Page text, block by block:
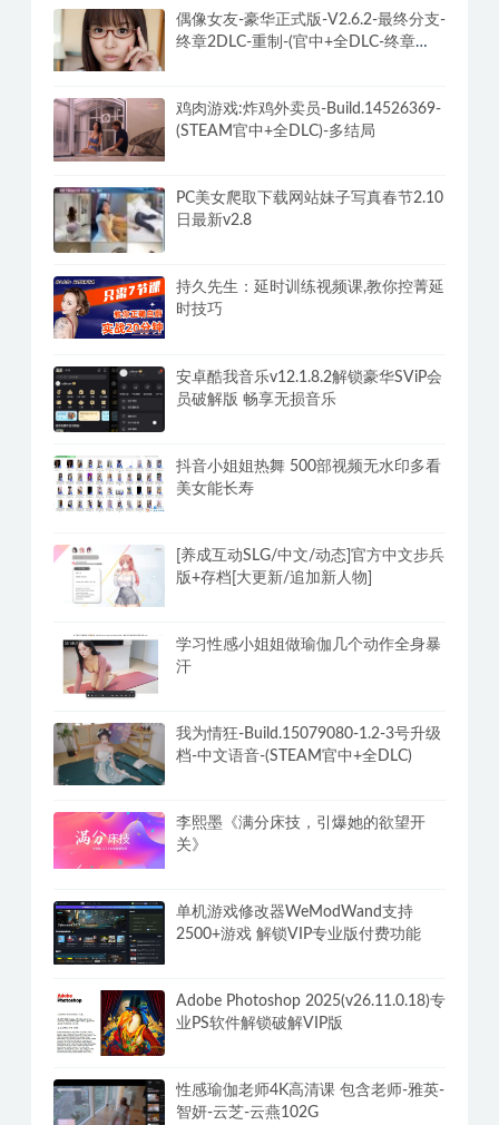
偶像女友-豪华正式版-V2.6.2-最终分支-
终章2DLC-重制-(官中+全DLC-终章
鸡肉游戏:炸鸡外卖员-Build.14526369-
(STEAM官中+全DLC)-多结局
PC美女爬取下载网站妹子写真春节2.10
日最新v2.8
持久先生：延时训练视频课,教你控菁延
时技巧
安卓酷我音乐v12.1.8.2解锁豪华SViP会
员破解版 畅享无损音乐
抖音小姐姐热舞 500部视频无水印多看
美女能长寿
[养成互动SLG/中文/动态]官方中文步兵
版+存档[大更新/追加新人物]
学习性感小姐姐做瑜伽几个动作全身暴
汗
我为情狂-Build.15079080-1.2-3号升级
档-中文语音-(STEAM官中+全DLC)
李熙墨《满分床技，引爆她的欲望开
关》
单机游戏修改器WeModWand支持
2500+游戏 解锁VIP专业版付费功能
Adobe Photoshop 2025(v26.11.0.18)专
业PS软件解锁破解VIP版
性感瑜伽老师4K高清课 包含老师-雅英-
智妍-云芝-云燕102G